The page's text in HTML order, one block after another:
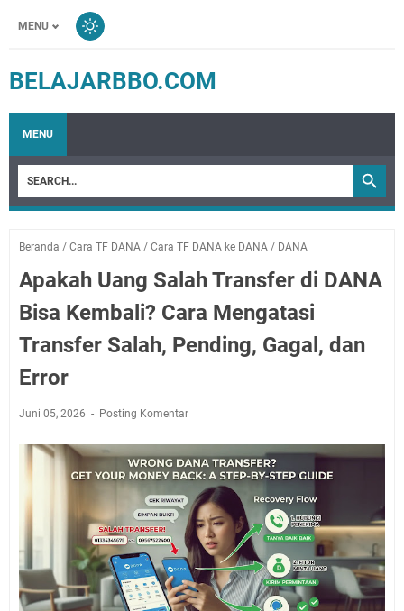
MENU
BELAJARBBO.COM
MENU
Beranda / Cara TF DANA / Cara TF DANA ke DANA / DANA
Apakah Uang Salah Transfer di DANA
Bisa Kembali? Cara Mengatasi
Transfer Salah, Pending, Gagal, dan
Error
Juni 05, 2026 Posting Komentar